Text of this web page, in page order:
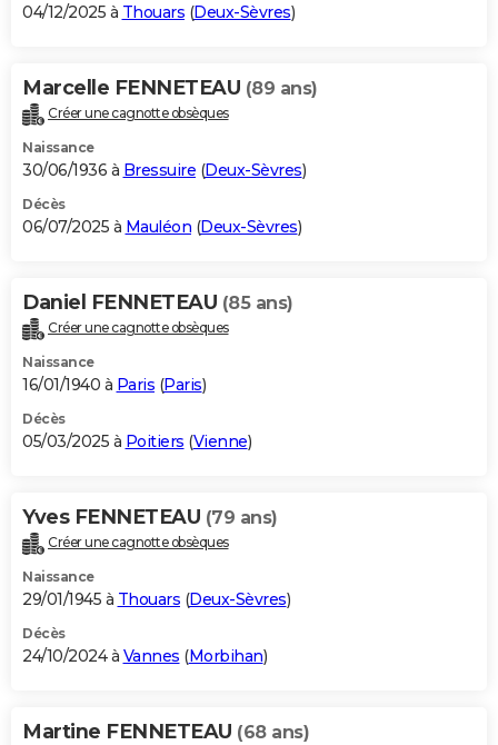
BONS PLANS
Carte de Noël
Carte Bonne année
Carte Saint-Valentin
Carte Pâques
Carte d'anniversaire
DICTIONNAIRE
Dictionnaire
Biographies
Citations
Expressions
Proverbes
PROGRAMME TV
S'inscrire
Se connecter
Lycées
Collèges
Primaires
Universités
Entreprises
Service militaire
Avis de recherche
AVIS DE DÉCÈS
Bricolage
Lifestyle
Culture
Sport
Auto
Television
Voyage
Cinema
04/12/2025 à Thouars (Deux-Sèvres)
Marcelle FENNETEAU (89 ans)
Créer une cagnotte obsèques
Naissance
30/06/1936 à Bressuire (Deux-Sèvres)
Décès
06/07/2025 à Mauléon (Deux-Sèvres)
Daniel FENNETEAU (85 ans)
Créer une cagnotte obsèques
Naissance
16/01/1940 à Paris (Paris)
Décès
05/03/2025 à Poitiers (Vienne)
Yves FENNETEAU (79 ans)
Créer une cagnotte obsèques
Naissance
29/01/1945 à Thouars (Deux-Sèvres)
Décès
24/10/2024 à Vannes (Morbihan)
Martine FENNETEAU (68 ans)